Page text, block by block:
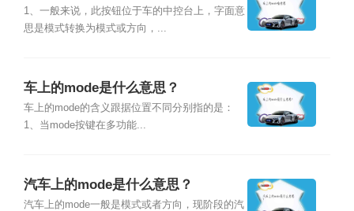
1、一般来说，此按钮位于车的中控台上，字面意
思是模式转换为模式或方向，...
车上的mode是什么意思？
车上的mode的含义跟据位置不同分别指的是：
1、当mode按键在多功能...
汽车上的mode是什么意思？
汽车上的mode一般是模式或者方向，现阶段的汽